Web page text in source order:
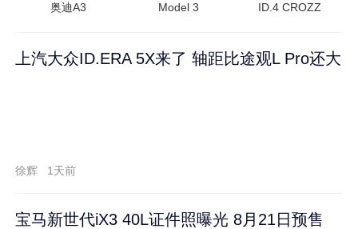
奥迪A3 Model 3 ID.4 CROZZ
上汽大众ID.ERA 5X来了 轴距比途观L Pro还大
徐辉 1天前
宝马新世代iX3 40L证件照曝光 8月21日预售